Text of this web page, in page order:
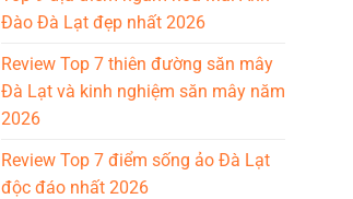
Đào Đà Lạt đẹp nhất 2026
Review Top 7 thiên đường săn mây
Đà Lạt và kinh nghiệm săn mây năm
2026
Review Top 7 điểm sống ảo Đà Lạt
độc đáo nhất 2026